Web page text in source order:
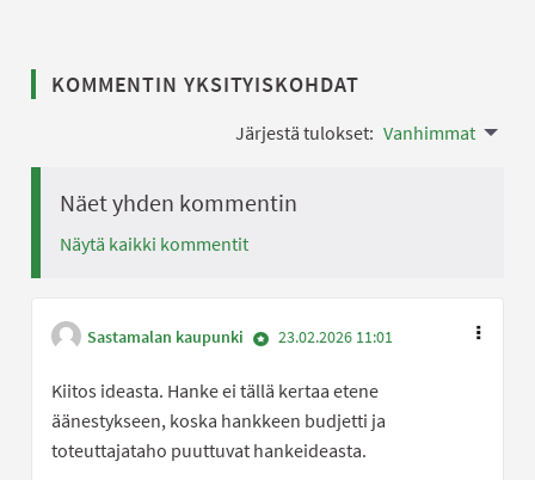
KOMMENTIN YKSITYISKOHDAT
Järjestä tulokset: Vanhimmat
Näet yhden kommentin
Näytä kaikki kommentit
Sastamalan kaupunki 23.02.2026 11:01
Kiitos ideasta. Hanke ei tällä kertaa etene
äänestykseen, koska hankkeen budjetti ja
toteuttajataho puuttuvat hankeideasta.